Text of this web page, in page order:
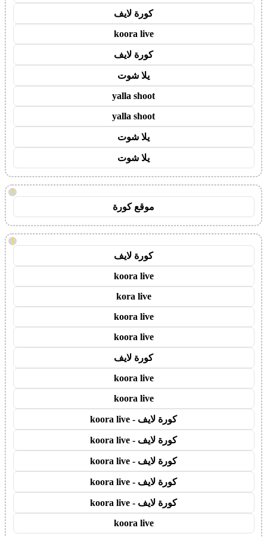
كورة لايف
koora live
كورة لايف
يلا شوت
yalla shoot
yalla shoot
يلا شوت
يلا شوت
!
موقع كورة
!
كورة لايف
koora live
kora live
koora live
koora live
كورة لايف
koora live
koora live
كورة لايف - koora live
كورة لايف - koora live
كورة لايف - koora live
كورة لايف - koora live
كورة لايف - koora live
koora live